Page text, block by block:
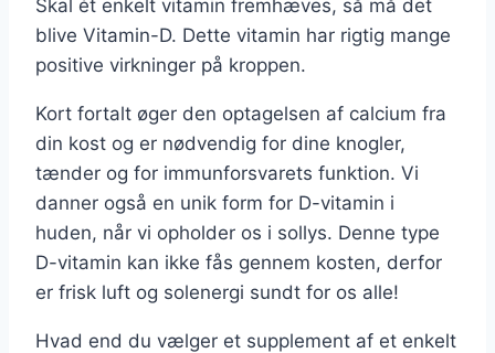
Skal ét enkelt vitamin fremhæves, så må det
blive Vitamin-D. Dette vitamin har rigtig mange
positive virkninger på kroppen.
Kort fortalt øger den optagelsen af calcium fra
din kost og er nødvendig for dine knogler,
tænder og for immunforsvarets funktion. Vi
danner også en unik form for D-vitamin i
huden, når vi opholder os i sollys. Denne type
D-vitamin kan ikke fås gennem kosten, derfor
er frisk luft og solenergi sundt for os alle!
Hvad end du vælger et supplement af et enkelt